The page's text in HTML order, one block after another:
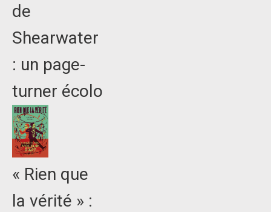
de
Shearwater
: un page-
turner écolo
« Rien que
la vérité » :